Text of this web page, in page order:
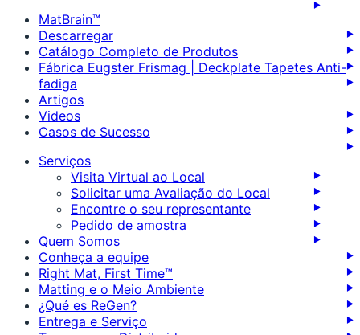
MatBrain™️
Descarregar
Catálogo Completo de Produtos
Fábrica Eugster Frismag | Deckplate Tapetes Anti-
fadiga
Artigos
Videos
Casos de Sucesso
Serviços
Visita Virtual ao Local
Solicitar uma Avaliação do Local
Encontre o seu representante
Pedido de amostra
Quem Somos
Conheça a equipe
Right Mat, First Time™
Matting e o Meio Ambiente
¿Qué es ReGen?
Entrega e Serviço